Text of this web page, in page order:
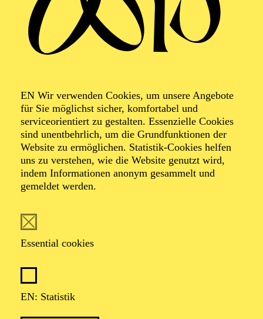
EN Wir verwenden Cookies, um unsere Angebote
für Sie möglichst sicher, komfortabel und
serviceorientiert zu gestalten. Essenzielle Cookies
sind unentbehrlich, um die Grundfunktionen der
Website zu ermöglichen. Statistik-Cookies helfen
uns zu verstehen, wie die Website genutzt wird,
indem Informationen anonym gesammelt und
gemeldet werden.
Essential cookies
EN: Statistik
04.09.2026
20:00 - 23:00
Alfried Krupp Saal
Organiser: Theater-, Konzert- u. Gastspieldirektion OTTO
HOFNER GMBH
TICKETS
55,20 52,70€
EN: SCHAUSPIEL ESSEN
05.09.2026
19:30 - 21:30
BLICK AUF DEN IRAN –
STIMMEN ZUR AKTUELLEN